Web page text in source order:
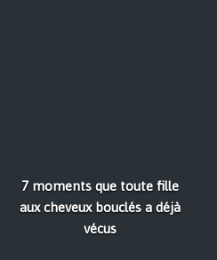
7 moments que toute fille
aux cheveux bouclés a déjà
vécus